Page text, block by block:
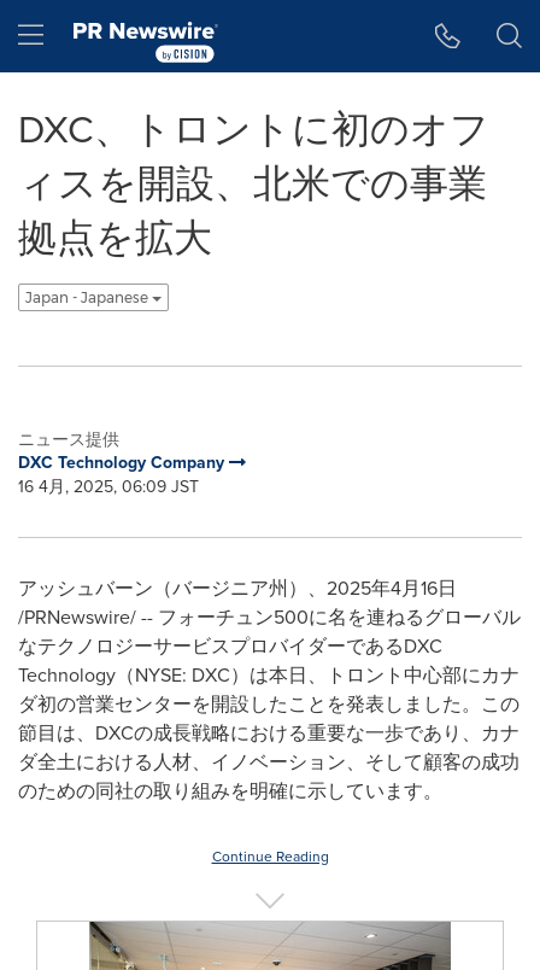
Hamburger menu
DXC、トロントに初のオフ
ィスを開設、北米での事業
拠点を拡大
Japan - Japanese
ニュース提供
DXC Technology Company
16 4月, 2025, 06:09 JST
アッシュバーン（バージニア州）、2025年4月16日
/PRNewswire/ -- フォーチュン500に名を連ねるグローバル
なテクノロジーサービスプロバイダーであるDXC
Technology（NYSE: DXC）は本日、トロント中心部にカナ
ダ初の営業センターを開設したことを発表しました。この
節目は、DXCの成長戦略における重要な一歩であり、カナ
ダ全土における人材、イノベーション、そして顧客の成功
のための同社の取り組みを明確に示しています。
Continue Reading